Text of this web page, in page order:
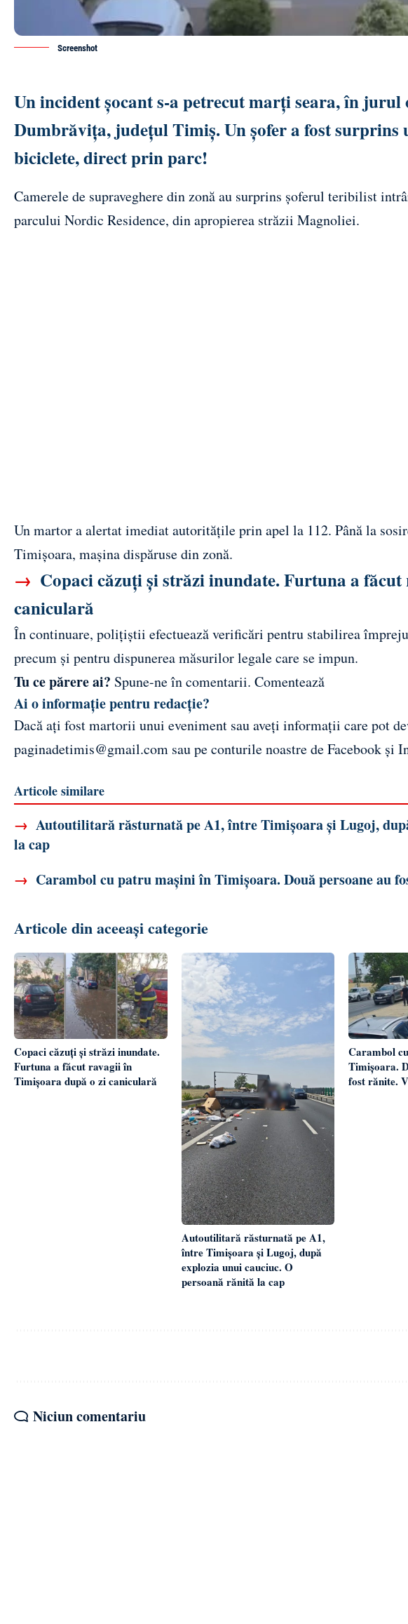
Screenshot
Un incident șocant s-a petrecut marți seara, în
Dumbrăvița, județul Timiș. Un șofer a fost
biciclete, direct prin parc!
Camerele de supraveghere din zonă au surprins șoferul teribilist
parcului Nordic Residence, din apropierea străzii Magnoliei.
Un martor a alertat imediat autoritățile prin apel la 112. Până la
Timișoara, mașina dispăruse din zonă.
→ Copaci căzuți și străzi inundate. Furtuna a
caniculară
În continuare, polițiștii efectuează verificări pentru stabilirea
precum și pentru dispunerea măsurilor legale care se impun.
Tu ce părere ai? Spune-ne în comentarii. Comentează
Ai o informație pentru redacție?
Dacă ați fost martorii unui eveniment sau aveți informații care pot
paginadetimis@gmail.com sau pe conturile noastre deFacebook și
Articole similare
→ Autoutilitară răsturnată pe A1, între Timișoara și Lugoj,
la cap
→ Carambol cu patru mașini în Timișoara. Două persoane au
Articole din aceeași categorie
Copaci căzuți și străzi inundate.
Furtuna a făcut ravagii în
Timișoara după o zi caniculară
Autoutilitară răsturnată pe A1,
între Timișoara și Lugoj, după
explozia unui cauciuc. O
persoană rănită la cap
Carambol
Timișoara.
fost rănite.
Niciun comentariu